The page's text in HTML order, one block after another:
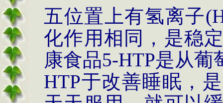
五位置上有氢离子
化作用相同，是稳
康食品5-HTP是从
HTP于改善睡眠，